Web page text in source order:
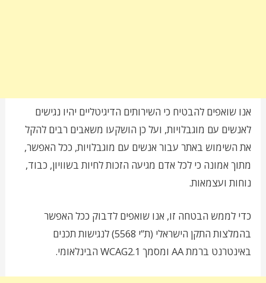
אנו שואפים להבטיח כי השירותים הדיגיטליים יהיו נגישים
לאנשים עם מוגבלויות, ועל כן הושקעו משאבים רבים להקל
את השימוש באתר עבור אנשים עם מוגבלויות, ככל האפשר,
מתוך אמונה כי לכל אדם מגיעה הזכות לחיות בשוויון, כבוד,
נוחות ועצמאות.
כדי לממש הבטחה זו, אנו שואפים לדבוק ככל האפשר
בהמלצות התקן הישראלי (ת”י 5568) לנגישות תכנים
באינטרנט ברמת AA ומסמך WCAG2.1 הבינלאומי.